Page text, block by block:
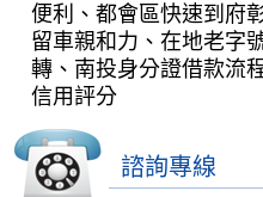
便利、都會區快速到府
留車親和力、在地老字
轉、南投身分證借款流
信用評分
諮詢專線